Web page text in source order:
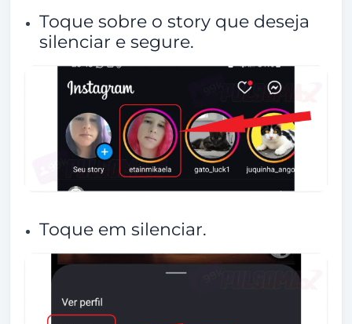
Toque sobre o story que deseja
silenciar e segure.
Toque em silenciar.